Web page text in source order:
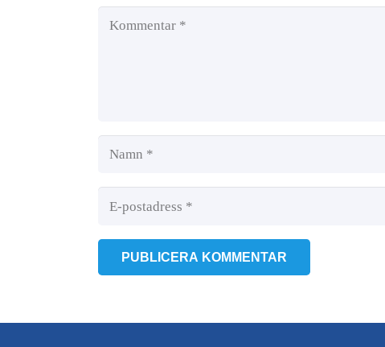
PUBLICERA KOMMENTAR